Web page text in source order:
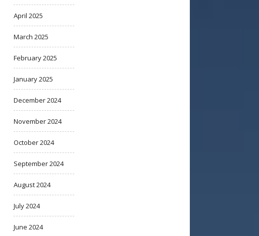
April 2025
March 2025
February 2025
January 2025
December 2024
November 2024
October 2024
September 2024
August 2024
July 2024
June 2024